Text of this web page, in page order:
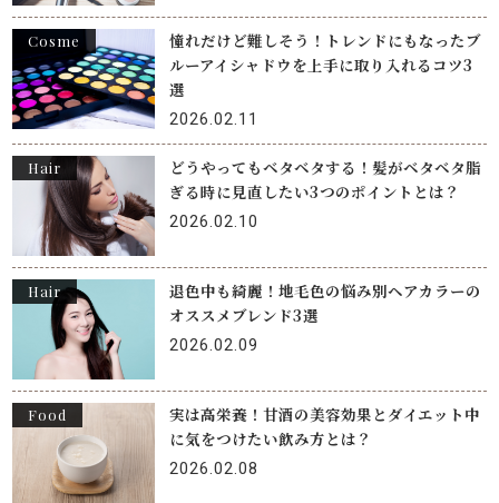
Cosme
憧れだけど難しそう！トレンドにもなったブ
ルーアイシャドウを上手に取り入れるコツ3
選
2026.02.11
Hair
どうやってもベタベタする！髪がベタベタ脂
ぎる時に見直したい3つのポイントとは？
2026.02.10
Hair
退色中も綺麗！地毛色の悩み別ヘアカラーの
オススメブレンド3選
2026.02.09
Food
実は高栄養！甘酒の美容効果とダイエット中
に気をつけたい飲み方とは？
2026.02.08